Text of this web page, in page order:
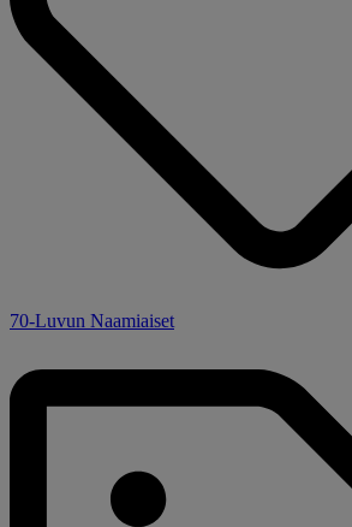
70-Luvun Naamiaiset